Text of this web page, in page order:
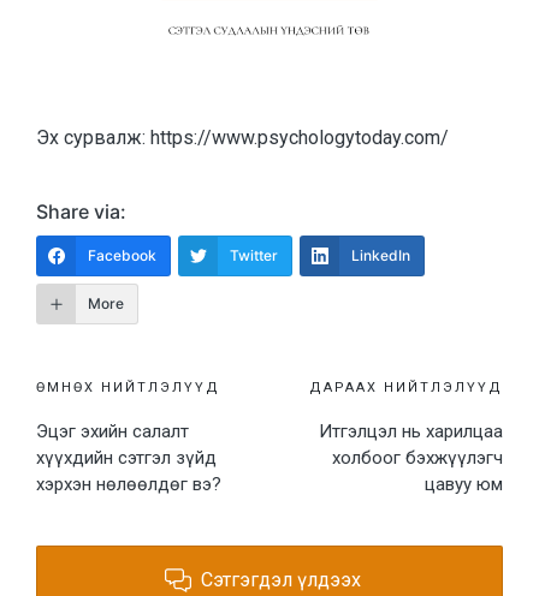
Эх сурвалж: https://www.psychologytoday.com/
Share via:
Facebook Twitter LinkedIn
More
Post
navigation
ӨМНӨХ НИЙТЛЭЛҮҮД
Эцэг эхийн салалт
хүүхдийн сэтгэл зүйд
хэрхэн нөлөөлдөг вэ?
ДАРААХ НИЙТЛЭЛҮҮД
Итгэлцэл нь харилцаа
холбоог бэхжүүлэгч
цавуу юм
Сэтгэгдэл үлдээх